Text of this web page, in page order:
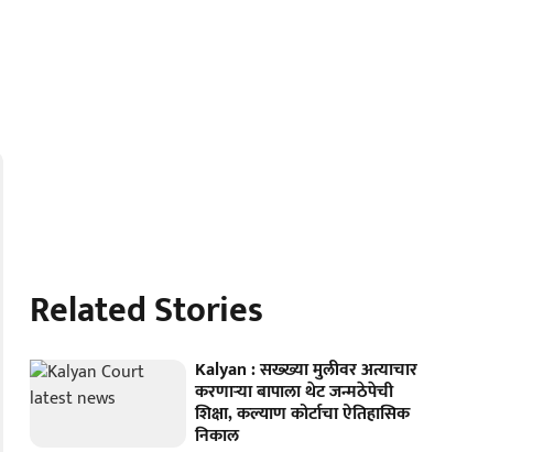
Related Stories
Kalyan : सख्ख्या मुलीवर अत्याचार
करणाऱ्या बापाला थेट जन्मठेपेची
शिक्षा, कल्याण कोर्टाचा ऐतिहासिक
निकाल